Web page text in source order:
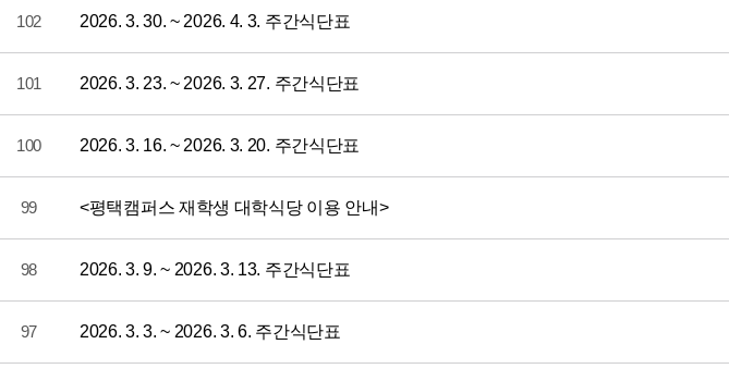
102 2026. 3. 30. ~ 2026. 4. 3. 주간식단표
101 2026. 3. 23. ~ 2026. 3. 27. 주간식단표
100 2026. 3. 16. ~ 2026. 3. 20. 주간식단표
99 <평택캠퍼스 재학생 대학식당 이용 안내>
98 2026. 3. 9. ~ 2026. 3. 13. 주간식단표
97 2026. 3. 3. ~ 2026. 3. 6. 주간식단표